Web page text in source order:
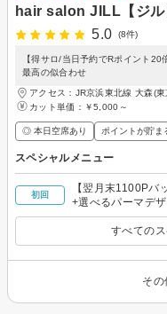
hair salon JILL【ジル
5.0
(8件)
【得サロ/当日予約でRポイント
最高の似合わせ
アクセス：JR京浜東北線 大森(
カット単価： ￥5,000～
◎ 本日空席あり ポイントが貯ま
スペシャルメニュー
初回
【翌月末1100Pバ
+選べるパーマデ
すべての
その